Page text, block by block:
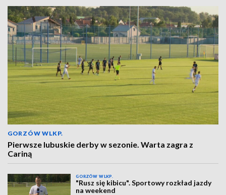
GORZÓW WLKP.
Pierwsze lubuskie derby w sezonie. Warta zagra z
Cariną
GORZÓW WLKP.
"Rusz się kibicu". Sportowy rozkład jazdy
na weekend